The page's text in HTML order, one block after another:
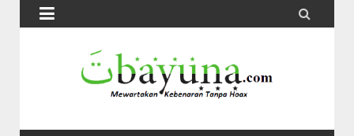
 